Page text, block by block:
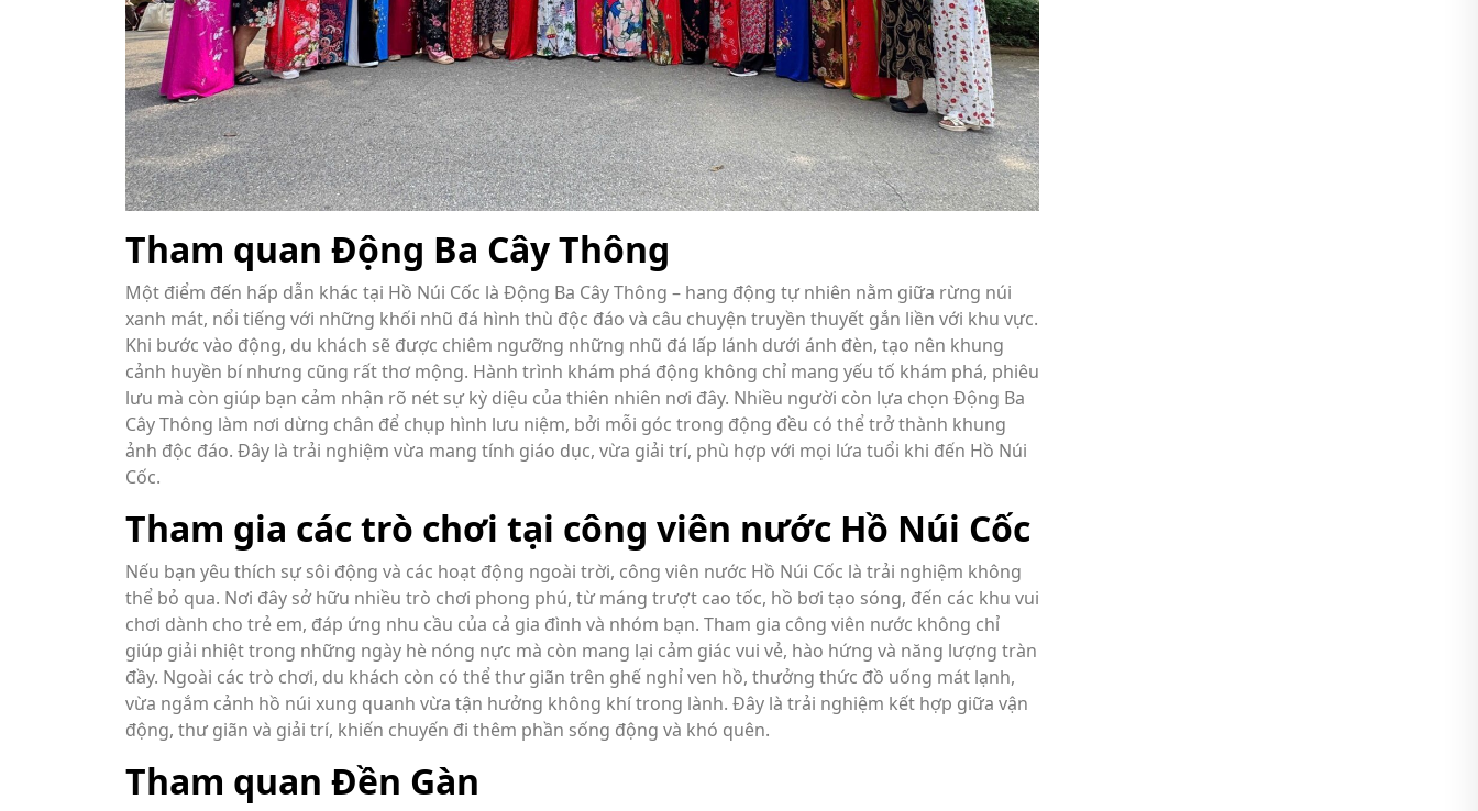
Tham quan Động Ba Cây Thông
Một điểm đến hấp dẫn khác tại Hồ Núi Cốc là Động Ba Cây Thông – hang động tự nhiên nằm giữa rừng núi
xanh mát, nổi tiếng với những khối nhũ đá hình thù độc đáo và câu chuyện truyền thuyết gắn liền với khu vực.
Khi bước vào động, du khách sẽ được chiêm ngưỡng những nhũ đá lấp lánh dưới ánh đèn, tạo nên khung
cảnh huyền bí nhưng cũng rất thơ mộng. Hành trình khám phá động không chỉ mang yếu tố khám phá, phiêu
lưu mà còn giúp bạn cảm nhận rõ nét sự kỳ diệu của thiên nhiên nơi đây. Nhiều người còn lựa chọn Động Ba
Cây Thông làm nơi dừng chân để chụp hình lưu niệm, bởi mỗi góc trong động đều có thể trở thành khung
ảnh độc đáo. Đây là trải nghiệm vừa mang tính giáo dục, vừa giải trí, phù hợp với mọi lứa tuổi khi đến Hồ Núi
Cốc.
Tham gia các trò chơi tại công viên nước Hồ Núi Cốc
Nếu bạn yêu thích sự sôi động và các hoạt động ngoài trời, công viên nước Hồ Núi Cốc là trải nghiệm không
thể bỏ qua. Nơi đây sở hữu nhiều trò chơi phong phú, từ máng trượt cao tốc, hồ bơi tạo sóng, đến các khu vui
chơi dành cho trẻ em, đáp ứng nhu cầu của cả gia đình và nhóm bạn. Tham gia công viên nước không chỉ
giúp giải nhiệt trong những ngày hè nóng nực mà còn mang lại cảm giác vui vẻ, hào hứng và năng lượng tràn
đầy. Ngoài các trò chơi, du khách còn có thể thư giãn trên ghế nghỉ ven hồ, thưởng thức đồ uống mát lạnh,
vừa ngắm cảnh hồ núi xung quanh vừa tận hưởng không khí trong lành. Đây là trải nghiệm kết hợp giữa vận
động, thư giãn và giải trí, khiến chuyến đi thêm phần sống động và khó quên.
Tham quan Đền Gàn